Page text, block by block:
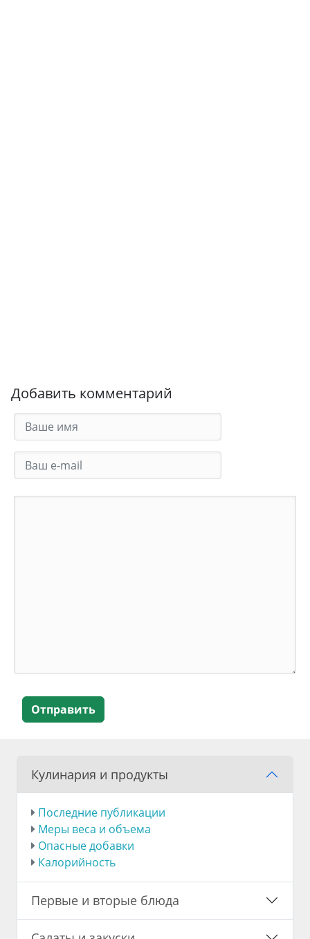
Добавить комментарий
Отправить
Кулинария и продукты
Последние публикации
Меры веса и объема
Опасные добавки
Калорийность
Первые и вторые блюда